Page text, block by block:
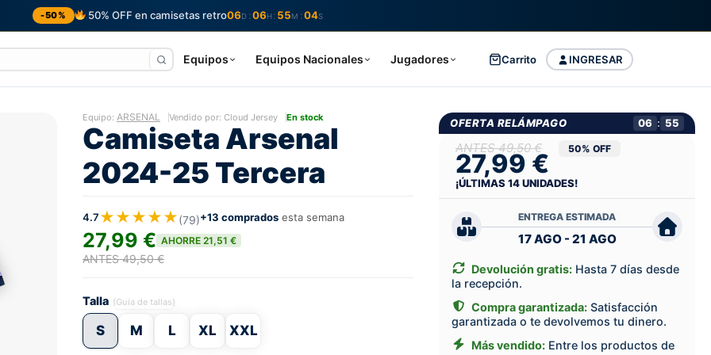
-50% 50% OFF en camisetas retro06D :06H : 55M :03S
Equipos Equipos Nacionales Jugadores INGRESAR
Carrito
Equipo: ARSENAL Vendido por: Cloud Jersey En stock
Camiseta Arsenal
2024-25 Tercera
4.7★★★★★(79)+13 comprados esta semana
27,99 € AHORRE 21,51 €
ANTES 49,50 €
Talla (Guía de tallas)
S M L XL XXL
OFERTA RELÁMPAGO 06 : 54
49,50 €
27,99 € 50% OFF
¡ÚLTIMAS14UNIDADES!
ENTREGA ESTIMADA
17 AGO - 21 AGO
Devolución gratis: Hasta 7 días desde
la recepción.
Compra garantizada: Satisfacción
garantizada o te devolvemos tu dinero.
Más vendido: Entre los productos de